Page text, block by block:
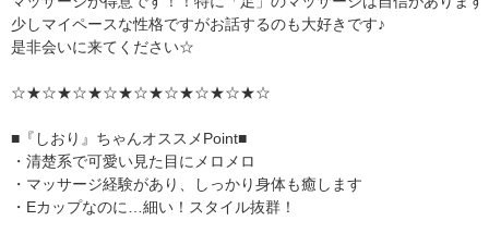
少しマイペースな性格ですがお話するのも大好きです♪
是非会いに来てください☆
☆★☆★☆★☆★☆★☆★☆★☆★☆
■『しおり』ちゃんオススメPoint■
・清楚系で可愛い見た目にメロメロ
・マッサージ経験があり、しっかり身体も癒します
・Eカップなのに…細い！スタイル抜群！